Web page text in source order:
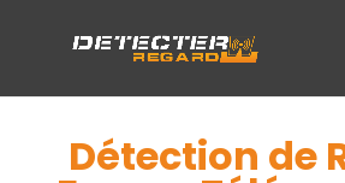
Détection de